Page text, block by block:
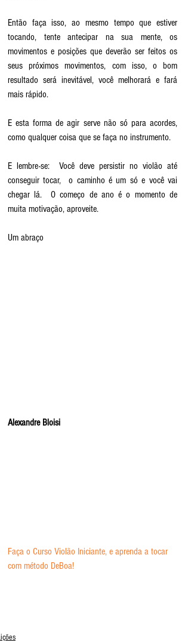
Então faça isso, ao mesmo tempo que estiver
tocando, tente antecipar na sua mente, os
movimentos e posições que deverão ser feitos os
seus próximos movimentos, com isso, o bom
resultado será inevitável, você melhorará e fará
mais rápido.
E esta forma de agir serve não só para acordes,
como qualquer coisa que se faça no instrumento.
E lembre-se:  Você deve persistir no violão até
conseguir tocar,  o caminho é um só e você vai
chegar lá.  O começo de ano é o momento de
muita motivação, aproveite.
Um abraço
Alexandre Bloisi
Faça o Curso Violão Iniciante, e aprenda a tocar
com método DeBoa!